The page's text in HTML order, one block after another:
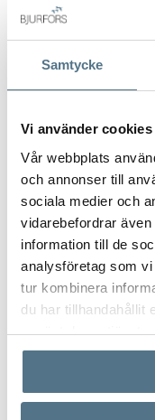
Samtycke
Vi använder cookies
Vår webbplats
och annonser till
sociala medier och
vidarebefordrar
information till de
analysföretag som
tur kombinera
du har tillhandahållit
använt deras